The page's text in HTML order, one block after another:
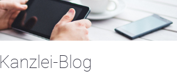
Kanzlei-Blog